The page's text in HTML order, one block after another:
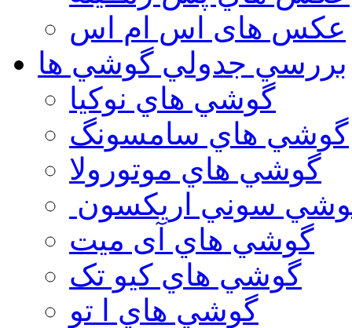
عكس های اس ام اس
بررسي جدولي گوشي ها
گوشي هاي نوكيا
گوشي هاي سامسونگ
گوشي هاي موتورولا
سوني اريكسون
گوشي هاي آی میت
گوشي هاي کیو تک
گوشي هاي ا تو